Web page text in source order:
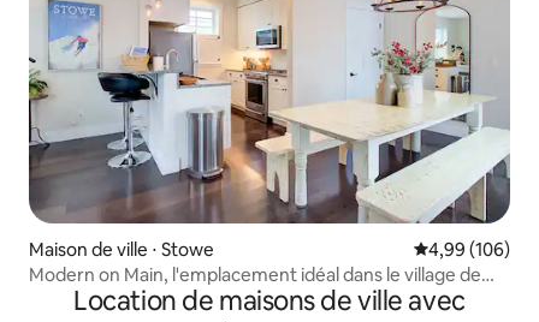
Maison de ville ⋅ Stowe Évaluation
4,99 (106)
Modern on Main, l'emplacement idéal dans le village de
StoweLocation de maisons de ville avec